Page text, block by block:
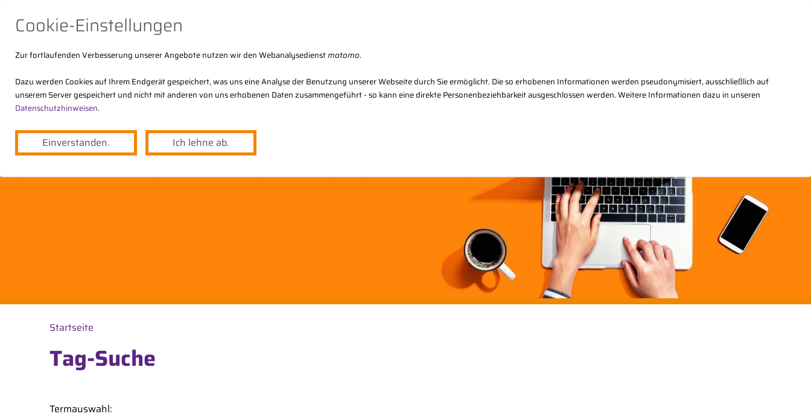
Cookie-Einstellungen
Zur fortlaufenden Verbesserung unserer Angebote nutzen wir den Webanalysedienstmatomo.
Dazu werden Cookies auf Ihrem Endgerät gespeichert, was uns eine Analyse der Benutzung unserer Webseite durch Sie ermöglicht. Die so erhobenen Informationen werden pseudonymisiert, ausschließlich auf
unserem Server gespeichert und nicht mit anderen von uns erhobenen Daten zusammengeführt - so kann eine direkte Personenbeziehbarkeit ausgeschlossen werden. Weitere Informationen dazu in unseren
Datenschutzhinweisen.
Einverstanden. Ich lehne ab.
Der DStV Themen Angebote Regional
Startseite
Tag-Suche
Termauswahl: